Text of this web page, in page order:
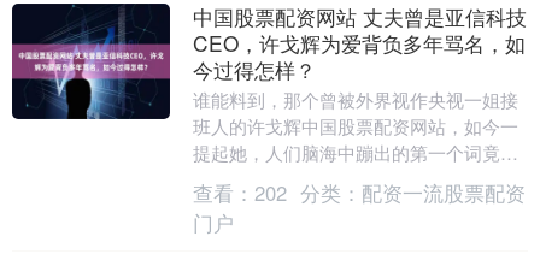
中国股票配资网站 丈夫曾是亚信科技
CEO，许戈辉为爱背负多年骂名，如
今过得怎样？
谁能料到，那个曾被外界视作央视一姐接
班人的许戈辉中国股票配资网站，如今一
提起她，人们脑海中蹦出的第一个词竟然
不是那些金灿灿的主持奖杯，而是一段陈
年往事。回想当年....
查看： 202 分类： 配资一流股票配资
门户